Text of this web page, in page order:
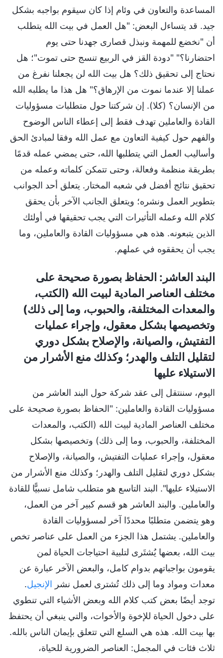
المساعدة والتعاون في وئام إذا كان سيقوم بواجبه بشكل
جيد. قد يتساءل البعض: "هل العمل في بيت الله يتطلب
أن "نخضع للمهمة ونبذل قصارى جهدنا حتى يوم
احتضارنا؟" "دودة القز في الربيع تنسج حتى تموت"؛ هل
نحتاج إلى تحقيق ذلك؟ هل بيت الله لن يجعلنا نفرغ من
عملنا إلا عندما نموت من الإرهاق؟" هل هذا ما يطلبه الله
من الإنسان؟ (كلا). إن شركتنا حول متطلبات مسؤوليات
القادة والعاملين تهدف فقط إلى إعطاء الناس الوضوح
والفهم حول كيفية التعاون مع عمل الله وفقا لمبادئ الحق
وأساليب العمل التي يتطلبها الله، حتى يمضي عمله قدمًا
بطريقة منظمة وفعالة، وحتى تتمكن كلماته وعمله من
تحقيق نتائج أفضل في شعبه المختار. يتعلق أحد الجوانب
بتطوير العمل ونشره؛ ويتعلق الجانب الآخر بأن يحقق
كلام الله وعمله التأثيرات التي يجب تحقيقها في أولئك
الذين يتبعونه. هذه هي مسؤوليات القادة والعاملين، وما
يجب أن يحققوه في عملهم.
البند العاشر: الحفاظ بصورة صحيحة على
مختلف العناصر المادية لبيت الله (الكتب،
والمعدات المختلفة، والحبوب، وما إلى ذلك)
وتخصيصها بشكل معقول، وإجراء عمليات
التفتيش، والصيانة، والإصلاح بشكل دوري
لتقليل التلف والهدر؛ وكذلك منع الأشرار من
الاستيلاء عليها
اليوم، سننتقل إلى عقد شركة حول البند العاشر من
مسؤوليات القادة والعاملين: "الحفاظ بصورة صحيحة على
مختلف العناصر المادية لبيت الله (الكتب، والمعدات
المختلفة، والحبوب، وما إلى ذلك) وتخصيصها بشكل
معقول، وإجراء عمليات التفتيش، والصيانة، والإصلاح
بشكل دوري لتقليل التلف والهدر؛ وكذلك منع الأشرار من
الاستيلاء عليها". البند التاسع هو متطلب شامل نسبيًّا للقادة
والعاملين. والبند العاشر هو قسم كبير آخر من العمل،
وهو يتضمن متطلبًا محددًا آخر لمسؤوليات القادة
والعاملين. يشتمل هذا الجزء من العمل على عناصر تخص
بيت الله، بعضها يُشتَرى لتلبية احتياجات الحياة لمن
يقومون بواجباتهم بدوام كامل، والبعض الآخر عبارة عن
معدات ومواد وما إلى ذلك تُشترى لعمل نشر الإنجيل.
توجد أيضًا بعض كتب كلام الله وبعض الأشياء التي تنطوي
على دخول الحياة للإخوة والأخوات، والتي ينبغي أن يحتفظ
بها بيت الله. هذه هي السلع التي تتعلق بإيمان الناس بالله.
ثلاث فئات في المجمل: العناصر الضرورية للحياة،